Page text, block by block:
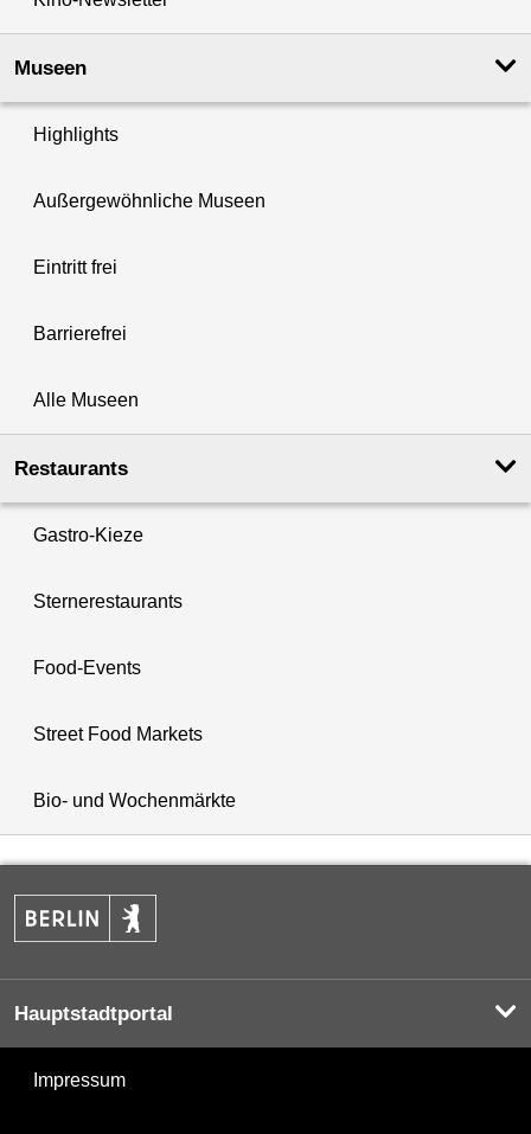
Museen
Highlights
Außergewöhnliche Museen
Eintritt frei
Barrierefrei
Alle Museen
Restaurants
Gastro-Kieze
Sternerestaurants
Food-Events
Street Food Markets
Bio- und Wochenmärkte
Hauptstadtportal
Impressum